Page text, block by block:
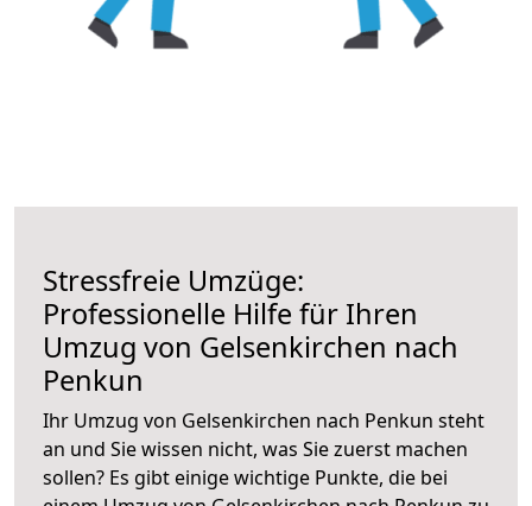
Stressfreie Umzüge:
Professionelle Hilfe für Ihren
Umzug von Gelsenkirchen nach
Penkun
Ihr Umzug von Gelsenkirchen nach Penkun steht
an und Sie wissen nicht, was Sie zuerst machen
sollen? Es gibt einige wichtige Punkte, die bei